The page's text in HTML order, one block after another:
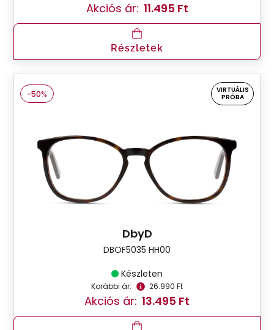
Akciós ár: 11.495 Ft
Részletek
-50%
VIRTUÁLIS
PRÓBA
DbyD
DBOF5035 HH00
Készleten
Korábbi ár: 26.990 Ft
Akciós ár: 13.495 Ft